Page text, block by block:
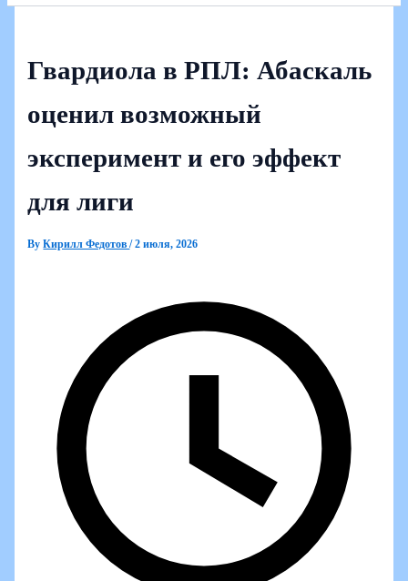
Гвардиола в РПЛ: Абаскаль
оценил возможный
эксперимент и его эффект
для лиги
ByКирилл Федотов/2 июля, 2026